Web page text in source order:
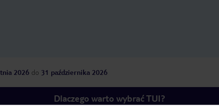
2026 do 31 października 2026
Dlaczego warto wybrać TUI?